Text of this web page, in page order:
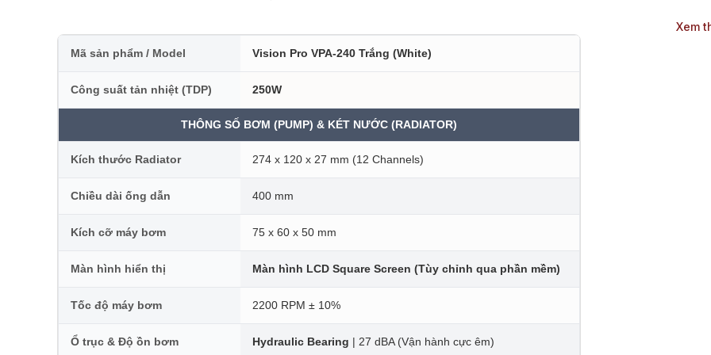
Mã sản phẩm / Model Vision Pro VPA-240 Trắng (White)
Công suất tản nhiệt (TDP) 250W
THÔNG SỐ BƠM (PUMP) & KÉT NƯỚC (RADIATOR)
Kích thước Radiator 274 x 120 x 27 mm (12 Channels)
Chiều dài ống dẫn 400 mm
Kích cỡ máy bơm 75 x 60 x 50 mm
Màn hình hiển thị Màn hình LCD Square Screen (Tùy chỉnh qua phần mềm)
Tốc độ máy bơm 2200 RPM ± 10%
Ổ trục & Độ ồn bơm Hydraulic Bearing | 27 dBA (Vận hành cực êm)
Xem